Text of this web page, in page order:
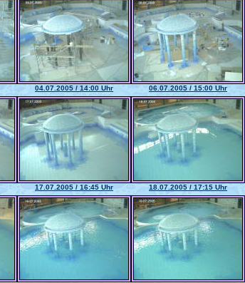
04.07.2005 / 14:00 Uhr 06.07.2005 / 15:00 Uhr
17.07.2005 / 16:45 Uhr 18.07.2005 / 17:15 Uhr